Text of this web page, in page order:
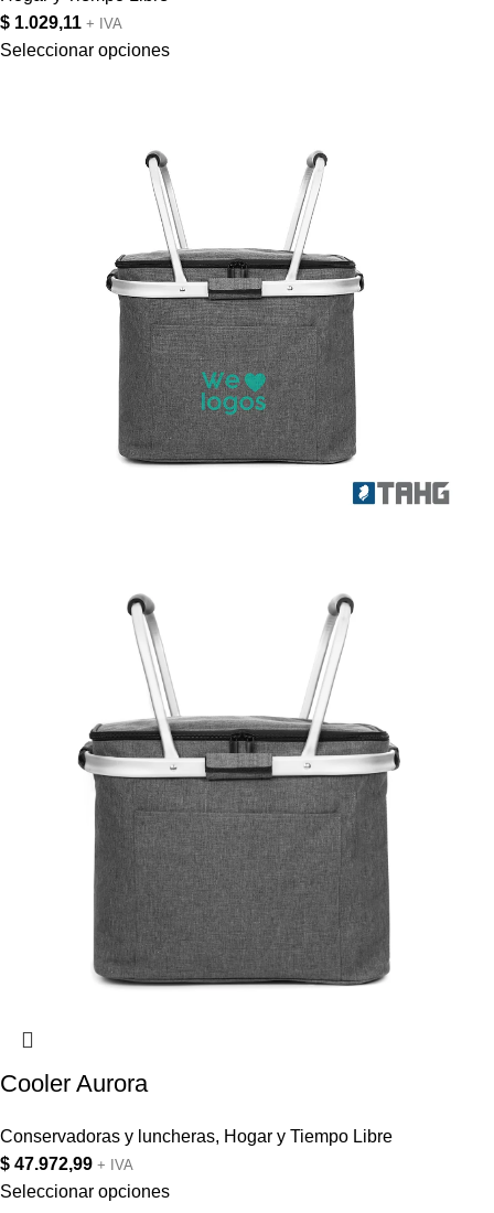
$ 1.029,11 + IVA
Seleccionar opciones
Cooler Aurora
Conservadoras y luncheras, Hogar y Tiempo Libre
$ 47.972,99 + IVA
Seleccionar opciones